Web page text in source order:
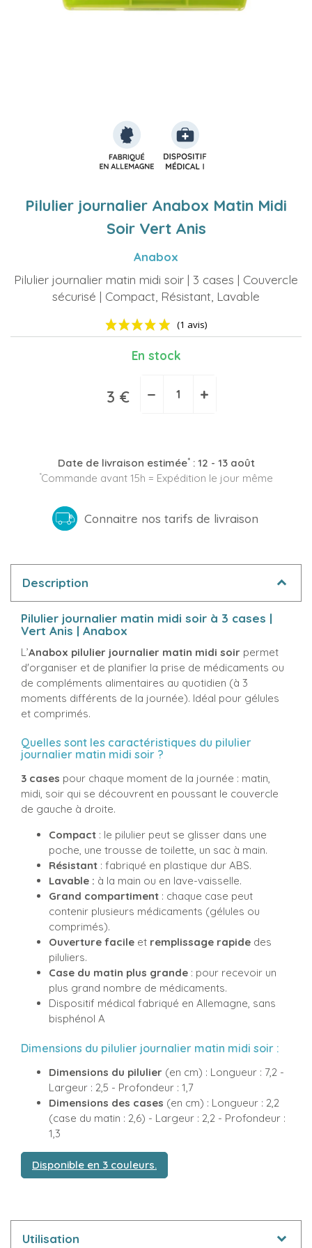
Pilulier journalier Anabox Matin Midi
Soir Vert Anis
Anabox
Pilulier journalier matin midi soir | 3 cases | Couvercle
sécurisé | Compact, Résistant, Lavable
En stock
3 € − +
Date de livraison estimée*: 12 - 13 août
*Commande avant 15h = Expédition le jour même
Connaitre nos tarifs de livraison
Description
Pilulier journalier matin midi soir à 3 cases |
Vert Anis | Anabox
L’Anabox pilulier journalier matin midi soir permet
d'organiser et de planifier la prise de médicaments ou
de compléments alimentaires au quotidien (à 3
moments différents de la journée). Idéal pour gélules
et comprimés.
Quelles sont les caractéristiques du pilulier
journalier matin midi soir ?
3 cases pour chaque moment de la journée : matin,
midi, soir qui se découvrent en poussant le couvercle
de gauche à droite.
Compact : le pilulier peut se glisser dans une
poche, une trousse de toilette, un sac à main.
Résistant : fabriqué en plastique dur ABS.
Lavable : à la main ou en lave-vaisselle.
Grand compartiment : chaque case peut
contenir plusieurs médicaments (gélules ou
comprimés).
Ouverture facile et remplissage rapide des
piluliers.
Case du matin plus grande : pour recevoir un
plus grand nombre de médicaments.
Dispositif médical fabriqué en Allemagne, sans
bisphénol A
Dimensions du pilulier journalier matin midi soir :
Dimensions du pilulier (en cm) : Longueur : 7,2 -
Largeur : 2,5 - Profondeur : 1,7
Dimensions des cases (en cm) : Longueur : 2,2
(case du matin : 2,6) - Largeur : 2,2 - Profondeur :
1,3
Disponible en 3 couleurs.
Utilisation